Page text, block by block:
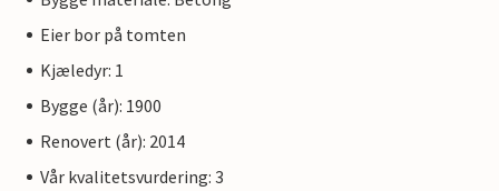
Eier bor på tomten
Kjæledyr: 1
Bygge (år): 1900
Renovert (år): 2014
Vår kvalitetsvurdering: 3